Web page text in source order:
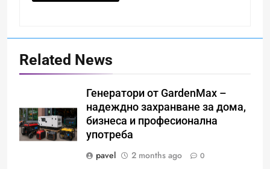
Related News
Генератори от GardenMax –
надеждно захранване за дома,
бизнеса и професионална
употреба
pavel
2 months ago 0